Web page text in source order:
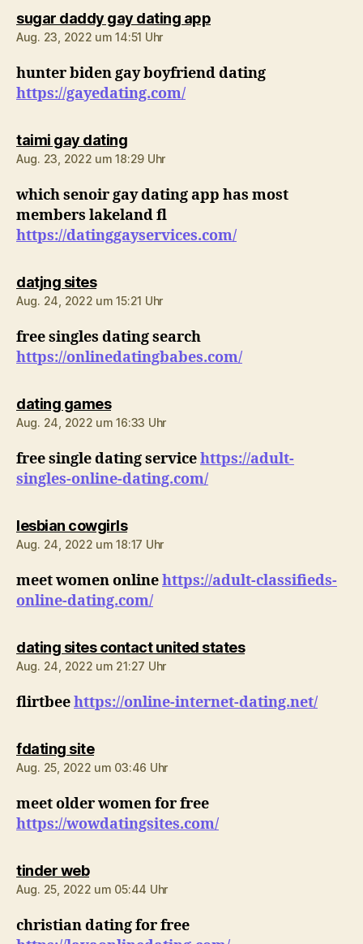
sugar daddy gay dating appsagt:
Aug. 23, 2022 um 14:51 Uhr
hunter biden gay boyfriend dating
https://gayedating.com/
taimi gay datingsagt:
Aug. 23, 2022 um 18:29 Uhr
which senoir gay dating app has most
members lakeland fl
https://datinggayservices.com/
datjng sitessagt:
Aug. 24, 2022 um 15:21 Uhr
free singles dating search
https://onlinedatingbabes.com/
dating gamessagt:
Aug. 24, 2022 um 16:33 Uhr
free single dating servicehttps://adult-
singles-online-dating.com/
lesbian cowgirlssagt:
Aug. 24, 2022 um 18:17 Uhr
meet women onlinehttps://adult-classifieds-
online-dating.com/
dating sites contact united statessagt:
Aug. 24, 2022 um 21:27 Uhr
flirtbeehttps://online-internet-dating.net/
fdating sitesagt:
Aug. 25, 2022 um 03:46 Uhr
meet older women for free
https://wowdatingsites.com/
tinder websagt:
Aug. 25, 2022 um 05:44 Uhr
christian dating for free